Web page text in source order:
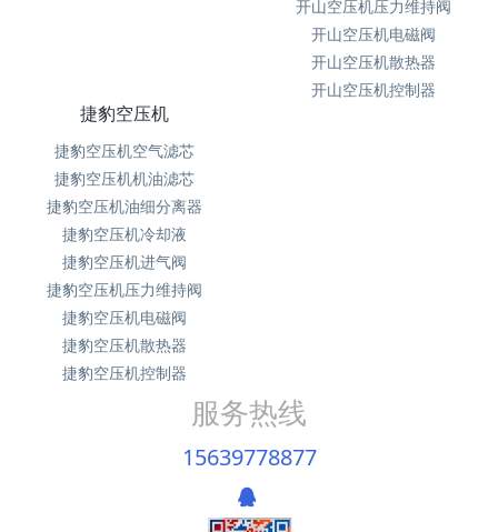
开山空压机压力维持阀
开山空压机电磁阀
开山空压机散热器
开山空压机控制器
捷豹空压机
捷豹空压机空气滤芯
捷豹空压机机油滤芯
捷豹空压机油细分离器
捷豹空压机冷却液
捷豹空压机进气阀
捷豹空压机压力维持阀
捷豹空压机电磁阀
捷豹空压机散热器
捷豹空压机控制器
服务热线
15639778877